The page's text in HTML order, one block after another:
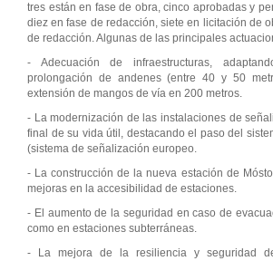
tres están en fase de obra, cinco aprobadas y
diez en fase de redacción, siete en licitación de
de redacción. Algunas de las principales
- Adecuación de infraestructuras,
prolongación de andenes (entre 40 y 50
extensión de mangos de vía en 200 metros.
- La modernización de las instalaciones de
final de su vida útil, destacando el paso del
(sistema de señalización europeo.
- La construcción de la nueva estación de
mejoras en la accesibilidad de estaciones.
- El aumento de la seguridad en caso de
como en estaciones subterráneas.
- La mejora de la resiliencia y seguridad